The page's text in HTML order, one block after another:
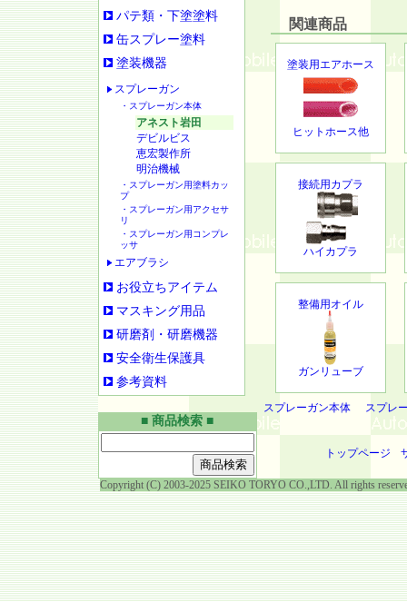
関連商品
塗装用エアホース
ヒットホース他
接続用カプラ
ハイカプラ
整備用オイル
ガンリューブ
スプレーガン本体 スプレ
トップページ
パテ類・下塗塗料
缶スプレー塗料
塗装機器
スプレーガン
・スプレーガン本体
アネスト岩田
デビルビス
恵宏製作所
明治機械
・スプレーガン用塗料カッ
プ
・スプレーガン用アクセサ
リ
・スプレーガン用コンプレ
ッサ
エアブラシ
お役立ちアイテム
マスキング用品
研磨剤・研磨機器
安全衛生保護具
参考資料
■ 商品検索 ■
Copyright (C) 2003-2025 SEIKO TORYO CO.,LTD. All rights